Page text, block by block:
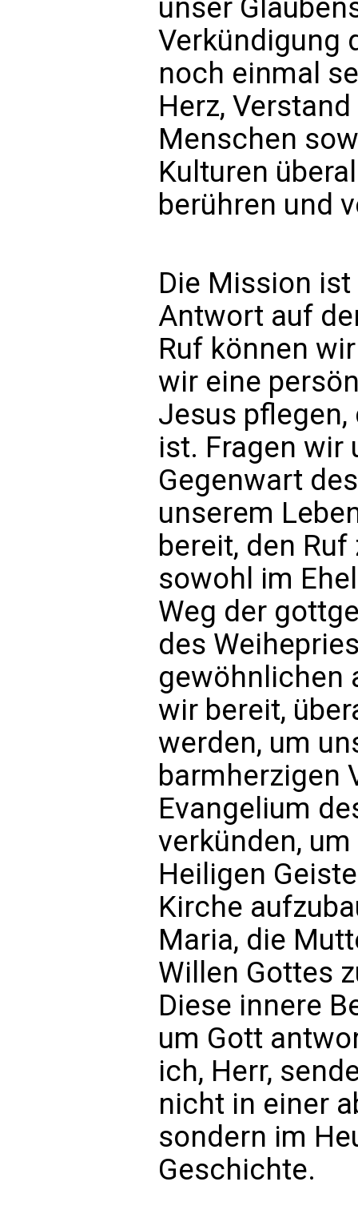
unser
Verkündigung
noch einmal
Herz,
Menschen
Kulturen
berühren und
Die Mission
Antwort auf
Ruf können
wir eine
Jesus
ist. Fragen wir
Gegenwart
unserem
bereit, den
sowohl im
Weg der
des
gewöhnlichen
wir bereit,
werden, um
barmherzigen
Evangelium
verkünden,
Heiligen
Kirche
Maria, die
Willen Gottes
Diese innere
um Gott
ich, Herr,
nicht in einer
sondern im
Geschichte.